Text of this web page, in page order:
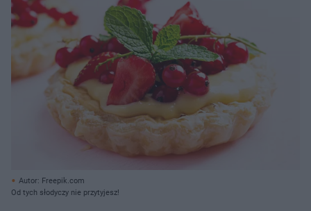
Autor: Freepik.com
Od tych słodyczy nie przytyjesz!